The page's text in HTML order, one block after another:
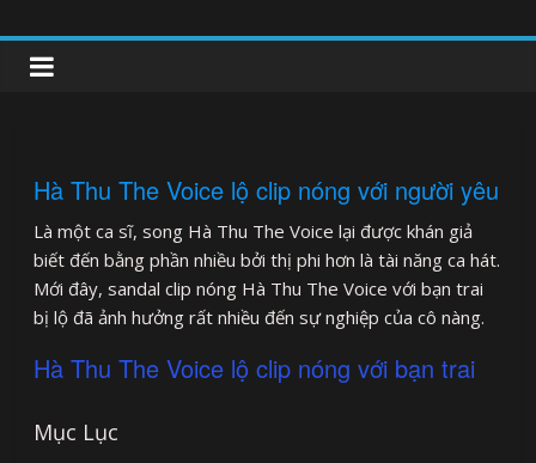
to
content
clipnonglive.com
Hà Thu The Voice lộ clip nóng với người yêu
Là một ca sĩ, song Hà Thu The Voice lại được khán giả
biết đến bằng phần nhiều bởi thị phi hơn là tài năng ca hát.
Mới đây, sandal clip nóng Hà Thu The Voice với bạn trai
bị lộ đã ảnh hưởng rất nhiều đến sự nghiệp của cô nàng.
Hà Thu The Voice lộ clip nóng với bạn trai
Mục Lục